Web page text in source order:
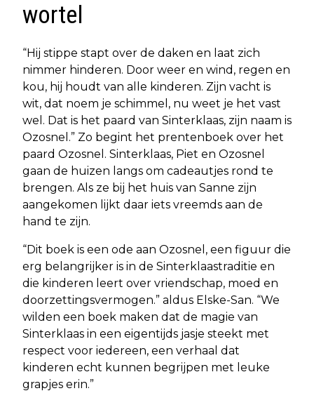
wortel
“Hij stippe stapt over de daken en laat zich
nimmer hinderen. Door weer en wind, regen en
kou, hij houdt van alle kinderen. Zijn vacht is
wit, dat noem je schimmel, nu weet je het vast
wel. Dat is het paard van Sinterklaas, zijn naam is
Ozosnel.” Zo begint het prentenboek over het
paard Ozosnel. Sinterklaas, Piet en Ozosnel
gaan de huizen langs om cadeautjes rond te
brengen. Als ze bij het huis van Sanne zijn
aangekomen lijkt daar iets vreemds aan de
hand te zijn.
“Dit boek is een ode aan Ozosnel, een figuur die
erg belangrijker is in de Sinterklaastraditie en
die kinderen leert over vriendschap, moed en
doorzettingsvermogen.” aldus Elske-San. “We
wilden een boek maken dat de magie van
Sinterklaas in een eigentijds jasje steekt met
respect voor iedereen, een verhaal dat
kinderen echt kunnen begrijpen met leuke
grapjes erin.”